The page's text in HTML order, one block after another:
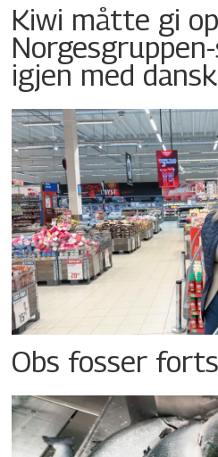
Kiwi måtte gi
igjen med
Obs fosser